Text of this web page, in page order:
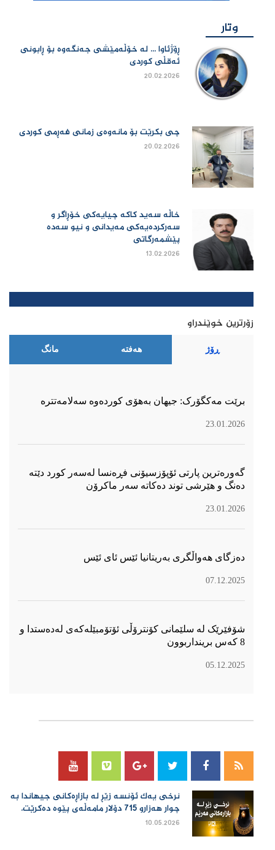
وتار
ڕۆژئاوا ... لە خۆڵەمێشی جەنگەوە بۆ ڕابونی
ئەقڵی کوردی
20.02.2026
چی بكرێت بۆ مانەوەی زمانی فەڕمی كوردی
20.02.2026
خاڵە سەید کاکە چیایەکی خۆڕاگر و
سەرکردەیەکی مەیدانی و نیو سەدە
پێشمەرگاتی
13.02.2026
زۆرترین خوێندراو
ڕۆژ هەفتە مانگ
برێت مەکگۆرک: جیهان بەهۆی کوردەوە سەلامەتترە
23.01.2026
گەورەترین پارتی ئۆپۆزسیۆنی فڕەنسا لەسەر كورد دێتە
دەنگ و هێرشی توند دەكاتە سەر ماكرۆن
23.01.2026
دەزگای هەواڵگری بەریتانیا ئێس ئای ئێس
07.12.2025
شۆفێرێک لە سلێمانی کۆنترۆڵی ئۆتۆمبێلەکەی لەدەستدا و
8 کەس برینداربوون
05.12.2025
نرخی یەك ئۆنسە زێڕ لە بازاڕەكانی جیهاندا بە
چوار هەزارو 715 دۆلار مامەڵەی پێوە دەكرێت.
10.05.2026